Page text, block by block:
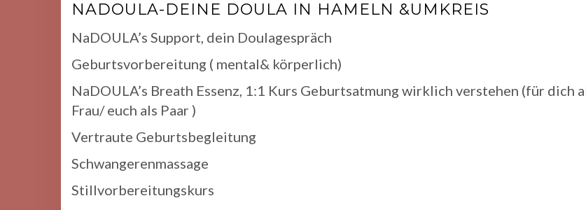
NADOULA-DEINE DOULA IN HAMELN &UMKREIS
NaDOULA’s Support, dein Doulagespräch
Geburtsvorbereitung ( mental& körperlich)
NaDOULA’s Breath Essenz, 1:1 Kurs Geburtsatmung wirklich verstehen (für dich
Frau/ euch als Paar )
Vertraute Geburtsbegleitung
Schwangerenmassage
Stillvorbereitungskurs